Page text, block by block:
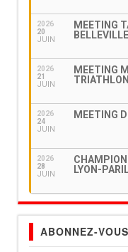
2026
20
JUIN
MEETING
BELLEVILLE
2026
21
JUIN
MEETING
TRIATHLON
2026
24
JUIN
MEETING
2026
28
JUIN
LYON-
ABONNEZ-